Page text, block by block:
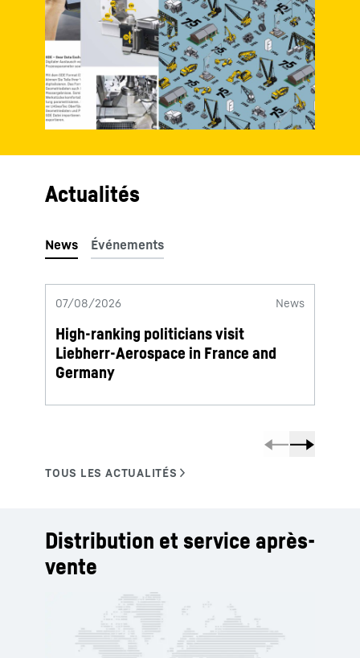
Actualités
07/08/2026 News
High-ranking politicians visit
Liebherr-Aerospace in France and
Germany
Distribution et service après-
vente